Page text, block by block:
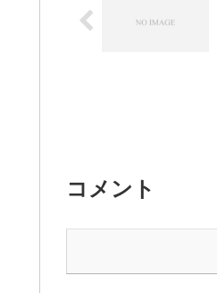
コメント